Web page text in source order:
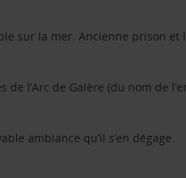
la mer. Ancienne prison et
l’Arc de Galère (du nom de
ambiance qu’il s’en dégage.